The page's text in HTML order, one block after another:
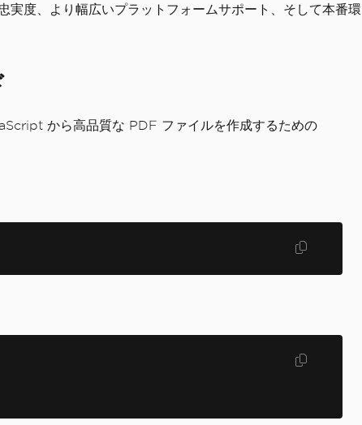
度、より幅広いプラットフォームサポート、そして本番環
から高品質な PDF ファイルを作成するための